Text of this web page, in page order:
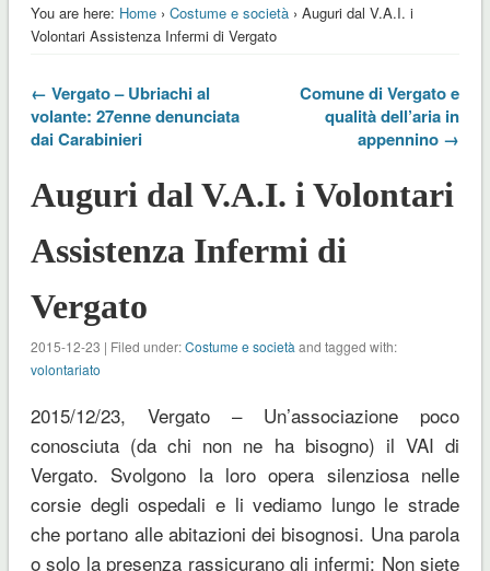
You are here: Home› Costume e società› Auguri dal V.A.I. i
Volontari Assistenza Infermi di Vergato
← Vergato – Ubriachi al
volante: 27enne denunciata
dai Carabinieri
Comune di Vergato e
qualità dell’aria in
appennino →
Auguri dal V.A.I. i Volontari
Assistenza Infermi di
Vergato
2015-12-23 | Filed under:Costume e società and tagged with:
volontariato
2015/12/23, Vergato – Un’associazione poco
conosciuta (da chi non ne ha bisogno) il VAI di
Vergato. Svolgono la loro opera silenziosa nelle
corsie degli ospedali e li vediamo lungo le strade
che portano alle abitazioni dei bisognosi. Una parola
o solo la presenza rassicurano gli infermi; Non siete